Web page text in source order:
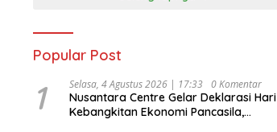
Popular Post
1 Selasa, 4 Agustus 2026 | 17:33 0 Komentar
Nusantara Centre Gelar Deklarasi Hari
Kebangkitan Ekonomi Pancasila,